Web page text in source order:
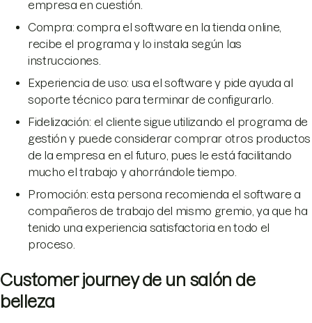
empresa en cuestión.
Compra: compra el software en la tienda online,
recibe el programa y lo instala según las
instrucciones.
Experiencia de uso: usa el software y pide ayuda al
soporte técnico para terminar de configurarlo.
Fidelización: el cliente sigue utilizando el programa de
gestión y puede considerar comprar otros productos
de la empresa en el futuro, pues le está facilitando
mucho el trabajo y ahorrándole tiempo.
Promoción: esta persona recomienda el software a
compañeros de trabajo del mismo gremio, ya que ha
tenido una experiencia satisfactoria en todo el
proceso.
Customer journey de un salón de
belleza